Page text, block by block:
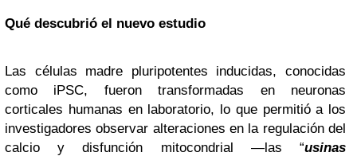
Qué descubrió el nuevo estudio
Las células madre pluripotentes inducidas, conocidas
como iPSC, fueron transformadas en neuronas
corticales humanas en laboratorio, lo que permitió a los
investigadores observar alteraciones en la regulación del
calcio y disfunción mitocondrial —las “usinas